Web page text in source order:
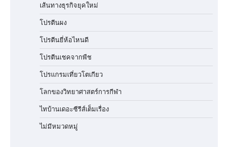
เส้นทางธุรกิจยุคใหม่
โปรตีนผง
โปรตีนยี่ห้อไหนดี
โปรตีนเชคจากพืช
โปรแกรมเที่ยวโตเกียว
โลกของวิทยาศาสตร์การกีฬา
ไทบ้านเดอะซีรีส์เต็มเรื่อง
ไม่มีหมวดหมู่